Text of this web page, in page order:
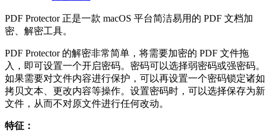
PDF Protector 正是一款 macOS 平台简洁易用的 PDF 文档加
密、解密工具。
PDF Protector 的解密非常简单，将需要加密的 PDF 文件拖
入，即可设置一个开启密码。密码可以选择弱密码或强密码。
如果需要对文件内容进行保护，可以再设置一个密码锁定诸如
拷贝文本、更改内容等操作。设置密码时，可以选择保存为新
文件，从而不对原文件进行任何改动。
特征：